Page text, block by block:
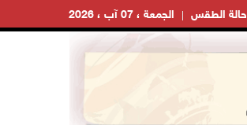
الجمعة ، 07 آب ، 2026 حالة الطقس